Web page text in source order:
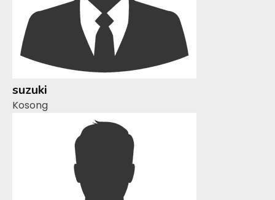
suzuki
Kosong